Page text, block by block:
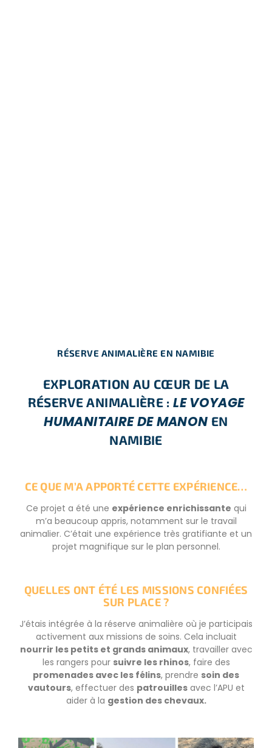
RÉSERVE ANIMALIÈRE EN NAMIBIE
EXPLORATION AU CŒUR DE LA
RÉSERVE ANIMALIÈRE :LE VOYAGE
HUMANITAIRE DE MANON EN
NAMIBIE
CE QUE M’A APPORTÉ CETTE EXPÉRIENCE…
Ce projet a été une expérience enrichissante qui
m’a beaucoup appris, notamment sur le travail
animalier. C’était une expérience très gratifiante et un
projet magnifique sur le plan personnel.
QUELLES ONT ÉTÉ LES MISSIONS CONFIÉES
SUR PLACE ?
J’étais intégrée à la réserve animalière où je participais
activement aux missions de soins. Cela incluait
nourrir les petits et grands animaux, travailler avec
les rangers pour suivre les rhinos, faire des
promenades avec les félins, prendre soin des
vautours, effectuer des patrouillesavec l’APU et
aider à la gestion des chevaux.